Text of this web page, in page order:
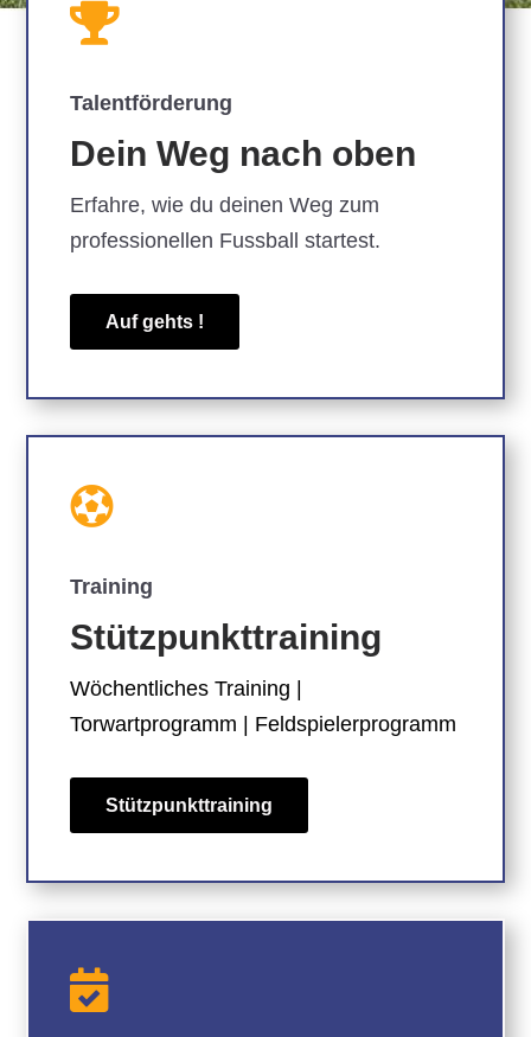

Talentförderung
Dein Weg nach oben
Erfahre, wie du deinen Weg zum
professionellen Fussball startest.
Auf gehts !

Training
Stützpunkttraining
Wöchentliches Training |
Torwartprogramm | Feldspielerprogramm
Stützpunkttraining
